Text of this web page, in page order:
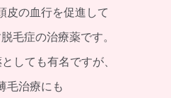
皮の血行を促進して
毛症の治療薬です。
しても有名ですが、
毛治療にも